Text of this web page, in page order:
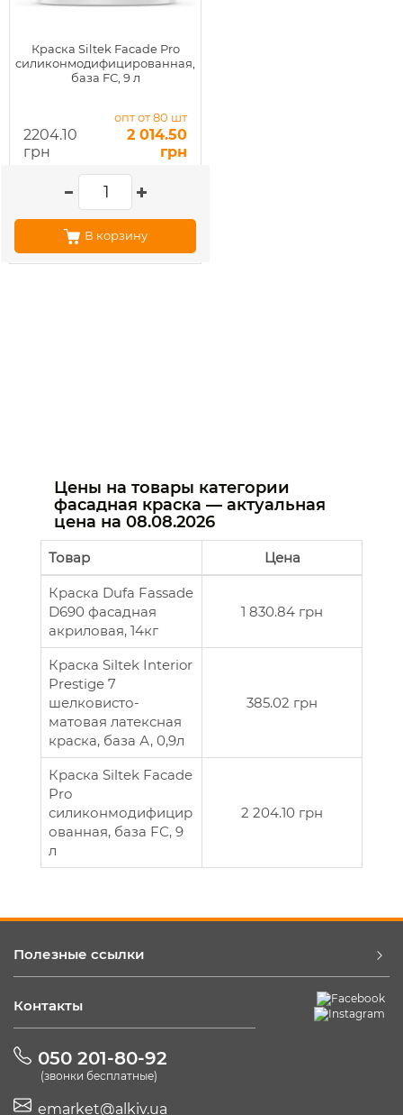
Краска Siltek Facade Pro
силиконмодифицированная,
база FС, 9 л
2204.10
грн
опт от 80 шт
2 014.50
грн
В корзину
Цены на товары категории
фасадная краска — актуальная
цена на 08.08.2026
Товар Цена
Краска Dufa Fassade
D690 фасадная
акриловая, 14кг
1 830.84 грн
Краска Siltek Interior
Prestige 7
шелковисто-
матовая латексная
краска, база А, 0,9л
385.02 грн
Краска Siltek Facade
Pro
силиконмодифицир
ованная, база FС, 9
л
2 204.10 грн
Полезные ссылки
Контакты
050 201-80-92
(звонки бесплатные)
emarket@alkiv.ua